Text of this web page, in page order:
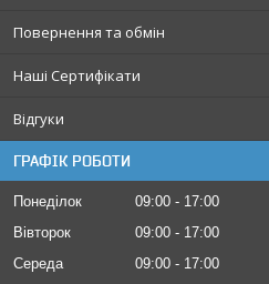
Повернення та обмін
Наші Сертифікати
Відгуки
ГРАФІК РОБОТИ
Понеділок 09:00
17:00
Вівторок
09:00
17:00
Середа
09:00
17:00